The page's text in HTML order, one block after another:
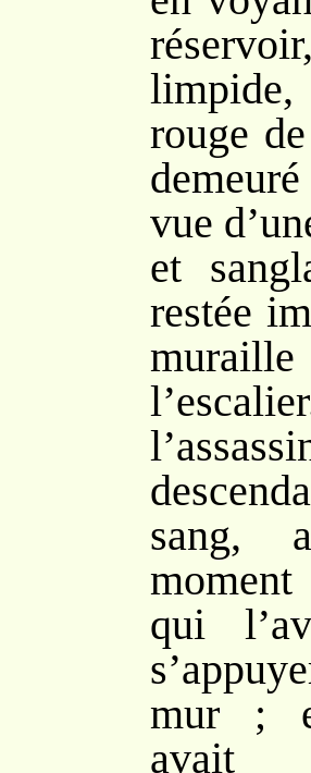
rouge
vue
et
restée
sang,
moment
qui
mur ;
avait